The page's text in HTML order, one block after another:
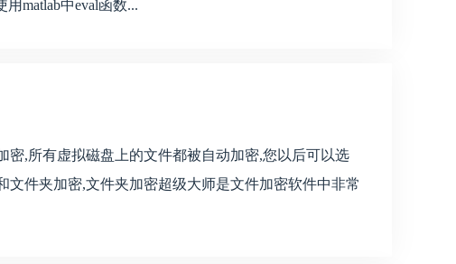
用matlab中eval函数...
密,所有虚拟磁盘上的文件都被自动加密,您以后可以选
文件夹加密,文件夹加密超级大师是文件加密软件中非常